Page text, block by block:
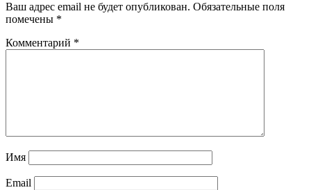
Ваш адрес email не будет опубликован. Обязательные поля
помечены *
Комментарий *
Имя
Email